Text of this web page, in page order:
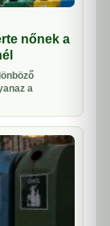
nőnek a
a